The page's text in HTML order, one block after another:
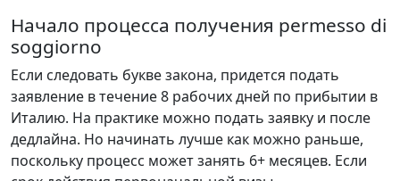
Начало процесса получения permesso di
soggiorno
Если следовать букве закона, придется подать
заявление в течение 8 рабочих дней по прибытии в
Италию. На практике можно подать заявку и после
дедлайна. Но начинать лучше как можно раньше,
поскольку процесс может занять 6+ месяцев. Если